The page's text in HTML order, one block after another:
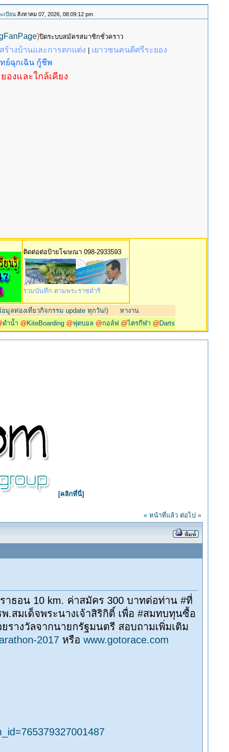
เบียน สิงหาคม 07, 2026, 08:09:12 pm
)ปิดระบบสมัครสมาชิกชั่วคราว
ร้างบ้านและการตกแต่ง
เยาวชนคนดีศรีระยอง
ย์ฉุกเฉิน กู้ชีพ
งและใกล้เคียง
ติดต่อต่อป้ายโฆษณา 098-2933593
รวมบันทึก ตามพระราชดำริ
อมูลท่องเที่ยวกิจกรรม update ทุกวัน!) |หางาน
ดำน้ำ @ KiteBoarding @ฟุตบอล @กอล์ฟ @ไตรกีฬา @ Darts
[คลิกที่นี่]
« หน้าที่แล้ว ต่อไป »
าธอน 10 km. ค่าสมัคร 300 บาทต่อท่าน #ที่
.สมเด็จพระนางเจ้าสิริกิติ์ เพื่อ #สมทบทุนซื้อ
างวัลจากนายกรัฐมนตรี สอบถามเพิ่มเติม
2017หรือ www.gotorace.com